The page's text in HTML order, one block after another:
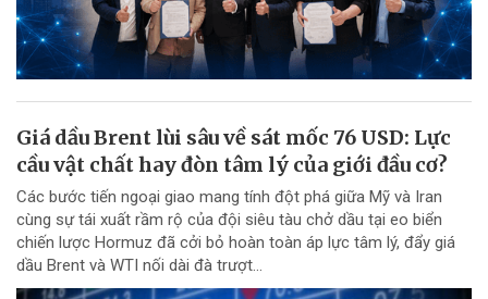
Giá dầu Brent lùi sâu về sát mốc 76 USD: Lực
cầu vật chất hay đòn tâm lý của giới đầu cơ?
Các bước tiến ngoại giao mang tính đột phá giữa Mỹ và Iran
cùng sự tái xuất rầm rộ của đội siêu tàu chở dầu tại eo biển
chiến lược Hormuz đã cởi bỏ hoàn toàn áp lực tâm lý, đẩy giá
dầu Brent và WTI nối dài đà trượt...